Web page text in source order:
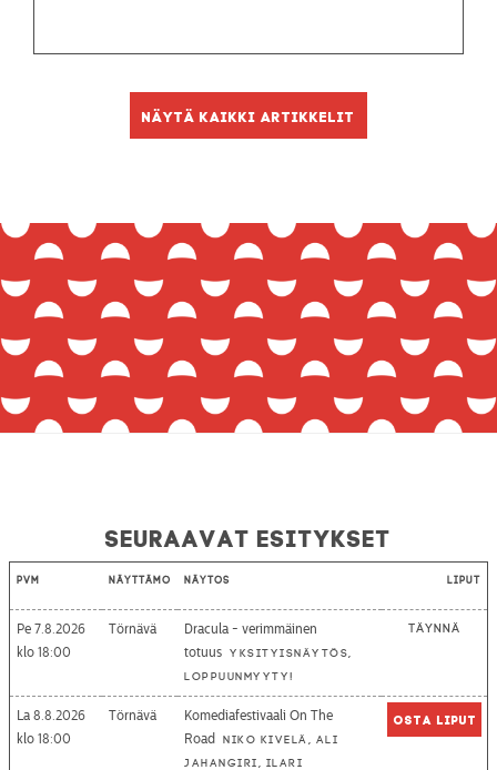
Näytä kaikki artikkelit
Seuraavat esitykset
Pvm Näyttämö Näytös Liput
Pe 7.8.2026
18:00
Törnävä
Dracula - verimmäinen
totuus Yksityisnäytös,
loppuunmyyty!
Täynnä
La 8.8.2026
18:00
Törnävä
Komediafestivaali On The
Road
Niko Kivelä, Ali
Jahangiri, Ilari
Osta liput